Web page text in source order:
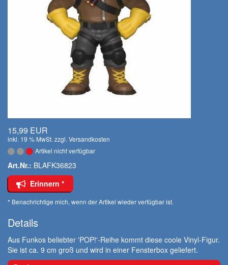
15,99 EUR
inkl. 19 % MwSt. zzgl. Versandkosten
Artikel nicht verfügbar
Art.Nr.: BLAFK36823
Erinnern *
* Benachrichtige mich, wenn der Artikel wieder verfügbar ist.
Details
Aus Funkos beliebter 'POP!'-Reihe kommt diese coole Vinyl-Figur.
Sie ist ca. 9 cm groß und wird in einer Fensterbox geliefert.